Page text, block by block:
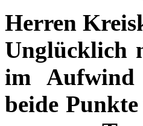
Herren
Unglücklich
im Aufwind
beide